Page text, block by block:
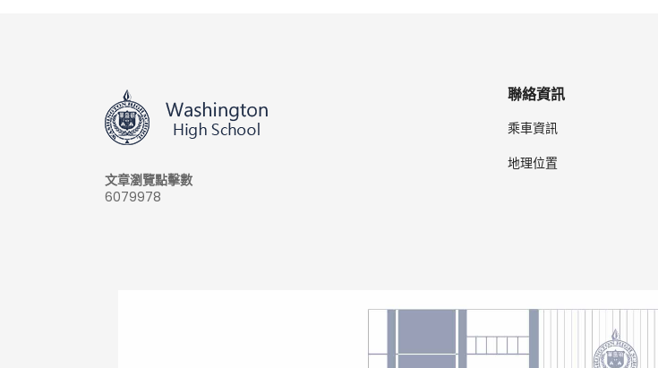
文章瀏覽點擊數
6079978
聯絡資訊
乘車資訊
地理位置